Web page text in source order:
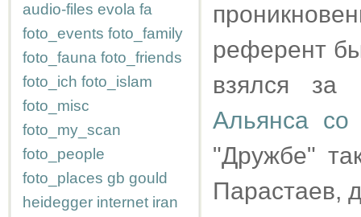
audio-files evola fa
foto_events foto_family
foto_fauna foto_friends
foto_ich foto_islam
foto_misc
foto_my_scan
foto_people
foto_places gb gould
heidegger internet iran
референт
взялся
Альянса со
"Дружбе"
Парастаев,